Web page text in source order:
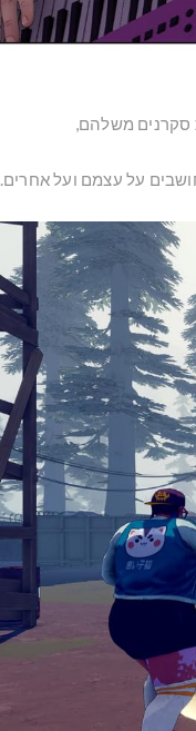
סקרנים משלהם,
על עצמם ועל אחרים.